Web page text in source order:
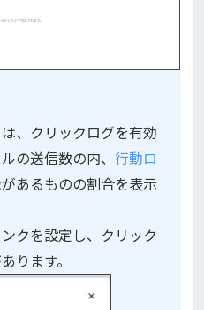
、クリックログを有効
の送信数の内、 行動ロ
あるものの割合を表示
クを設定し、クリック
ります。